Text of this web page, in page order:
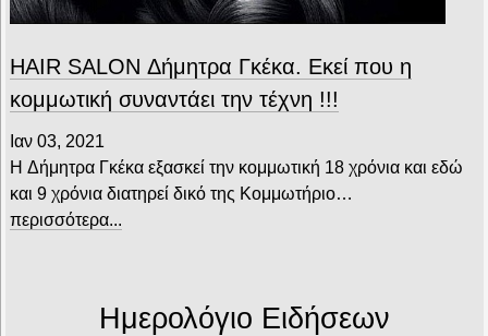
HAIR SALON Δήμητρα Γκέκα. Εκεί που η
κομμωτική συναντάει την τέχνη !!!
Ιαν 03, 2021
H Δήμητρα Γκέκα εξασκεί την κομμωτική 18 χρόνια και εδώ
και 9 χρόνια διατηρεί δικό της Κομμωτήριο…
περισσότερα...
Ημερολόγιο Ειδήσεων